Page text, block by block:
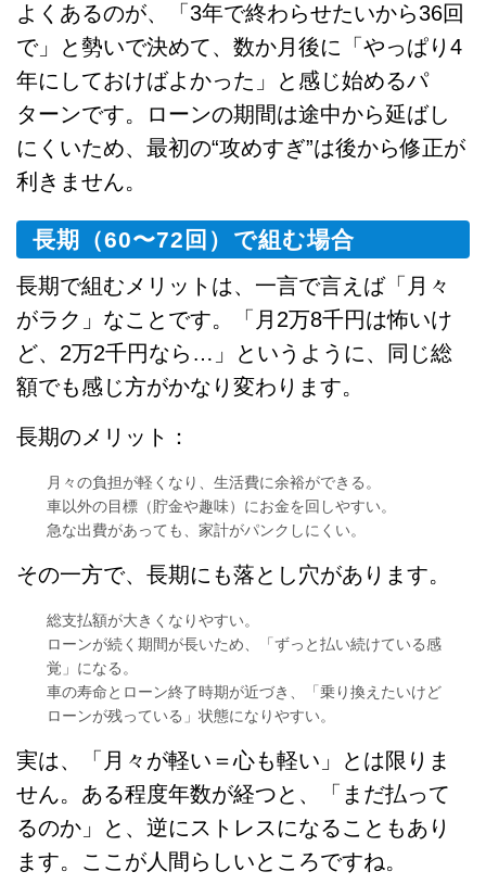
よくあるのが、「3年で終わらせたいから36回
で」と勢いで決めて、数か月後に「やっぱり4
年にしておけばよかった」と感じ始めるパ
ターンです。ローンの期間は途中から延ばし
にくいため、最初の“攻めすぎ”は後から修正が
利きません。
長期（60〜72回）で組む場合
長期で組むメリットは、一言で言えば「月々
がラク」なことです。「月2万8千円は怖いけ
ど、2万2千円なら…」というように、同じ総
額でも感じ方がかなり変わります。
長期のメリット：
月々の負担が軽くなり、生活費に余裕ができる。
車以外の目標（貯金や趣味）にお金を回しやすい。
急な出費があっても、家計がパンクしにくい。
その一方で、長期にも落とし穴があります。
総支払額が大きくなりやすい。
ローンが続く期間が長いため、「ずっと払い続けている感
覚」になる。
車の寿命とローン終了時期が近づき、「乗り換えたいけど
ローンが残っている」状態になりやすい。
実は、「月々が軽い＝心も軽い」とは限りま
せん。ある程度年数が経つと、「まだ払って
るのか」と、逆にストレスになることもあり
ます。ここが人間らしいところですね。